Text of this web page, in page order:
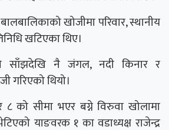
खोजीमा परिवार, स्थानीय
खटिएका थिए।
साँझदेखि नै जंगल, नदी किनार र
गरिएको थियो।
८ को सीमा भएर बग्ने विरुवा खोलामा
याङवरक १ का वडाध्यक्ष राजेन्द्र